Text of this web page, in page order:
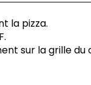
la pizza.
sur la grille